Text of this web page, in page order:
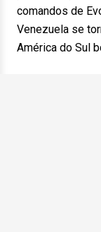
comandos de
Venezuela se
América do Sul